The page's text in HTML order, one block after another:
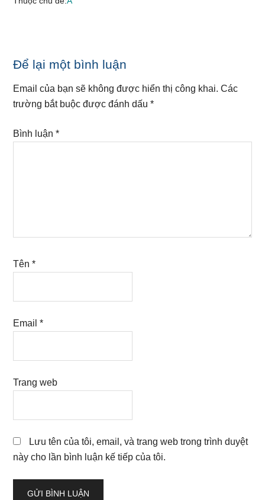
Reader
Interactions
Để lại một bình luận
Email của bạn sẽ không được hiển thị công khai. Các
trường bắt buộc được đánh dấu*
Bình luận*
Tên*
Email*
Trang web
Lưu tên của tôi, email, và trang web trong trình duyệt
này cho lần bình luận kế tiếp của tôi.